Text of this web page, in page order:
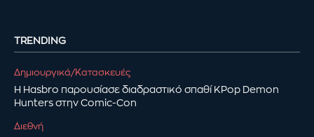
TRENDING
Δημιουργικά/Κατασκευές
Η Hasbro παρουσίασε διαδραστικό σπαθί KPop Demon
Hunters στην Comic-Con
Διεθνή